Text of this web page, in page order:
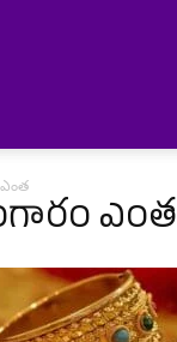
ఎంత